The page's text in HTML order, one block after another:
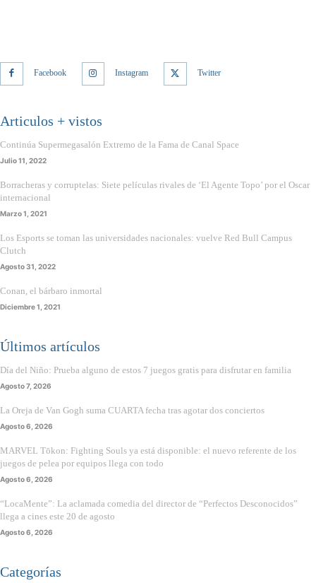
Facebook Instagram Twitter
Articulos + vistos
Continúa Supermegasalón Extremo de la Fama de Canal Space
Julio 11, 2022
Borracheras y corruptelas: Siete películas rivales de ‘El Agente Topo’ por el Oscar
internacional
Marzo 1, 2021
Los Esports se toman las universidades nacionales: vuelve Red Bull Campus
Clutch
Agosto 31, 2022
Conan, el bárbaro inmortal
Diciembre 1, 2021
Últimos artículos
Día del Niño: Prueba alguno de estos 7 juegos gratis para disfrutar en familia
Agosto 7, 2026
La Oreja de Van Gogh suma CUARTA fecha tras agotar dos conciertos
Agosto 6, 2026
MARVEL Tōkon: Fighting Souls ya está disponible: el nuevo referente de los
juegos de pelea por equipos llega con todo
Agosto 6, 2026
“LocaMente”: La aclamada comedia del director de “Perfectos Desconocidos”
llega a cines este 20 de agosto
Agosto 6, 2026
Categorías